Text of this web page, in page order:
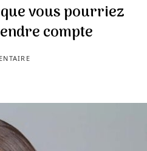
vous pourriez
compte